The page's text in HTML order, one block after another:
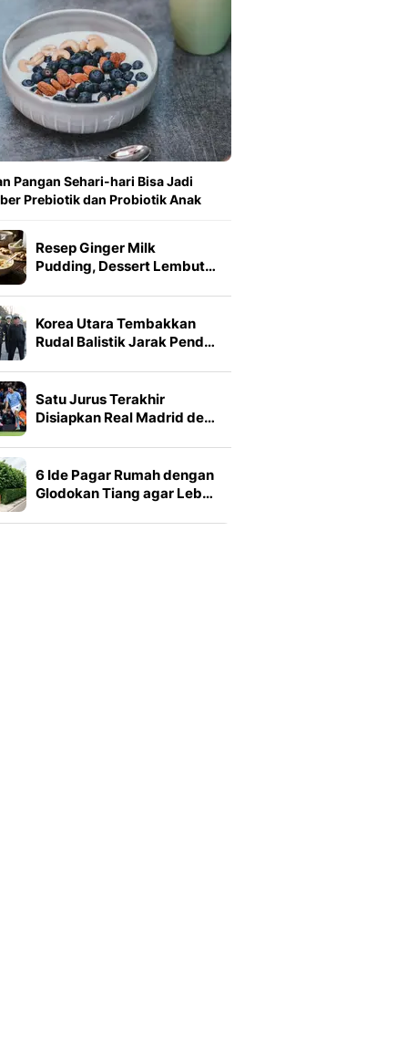
Pangan Sehari-hari Bisa Jadi
Prebiotik dan Probiotik Anak
Resep Ginger Milk
Pudding, Dessert Lembut…
Korea Utara Tembakkan
Rudal Balistik Jarak Pend…
Satu Jurus Terakhir
Disiapkan Real Madrid de…
6 Ide Pagar Rumah dengan
Glodokan Tiang agar Leb…